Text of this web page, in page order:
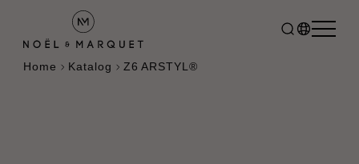
Home Katalog Z6 ARSTYL®